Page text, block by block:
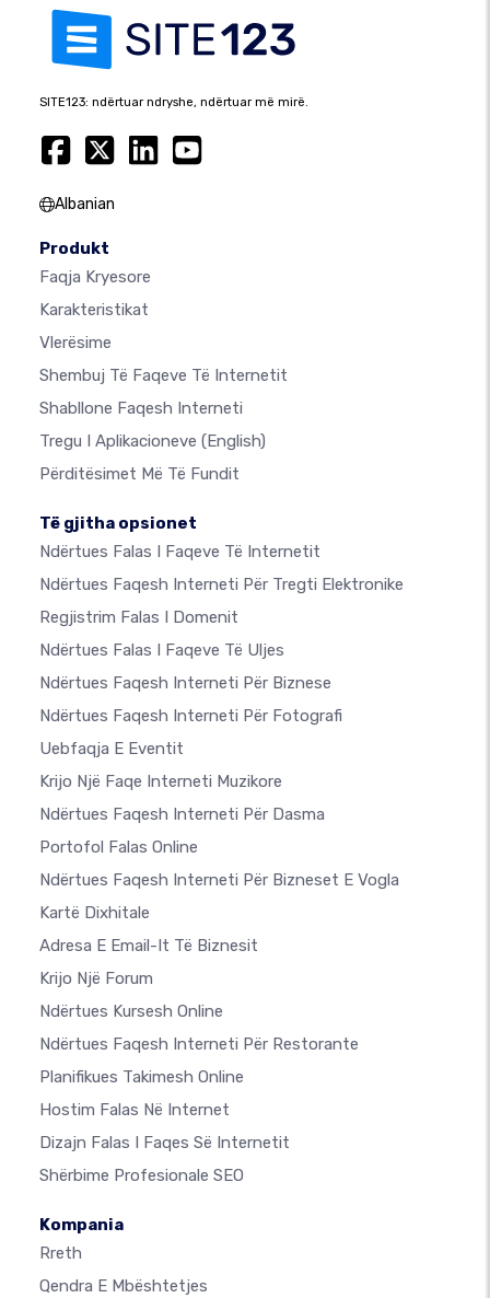
SITE123: ndërtuar ndryshe, ndërtuar më mirë.
Albanian
Produkt
Faqja Kryesore
Karakteristikat
Vlerësime
Shembuj Të Faqeve Të Internetit
Shabllone Faqesh Interneti
Tregu I Aplikacioneve (English)
Përditësimet Më Të Fundit
Të gjitha opsionet
Ndërtues Falas I Faqeve Të Internetit
Ndërtues Faqesh Interneti Për Tregti Elektronike
Regjistrim Falas I Domenit
Ndërtues Falas I Faqeve Të Uljes
Ndërtues Faqesh Interneti Për Biznese
Ndërtues Faqesh Interneti Për Fotografi
Uebfaqja E Eventit
Krijo Një Faqe Interneti Muzikore
Ndërtues Faqesh Interneti Për Dasma
Portofol Falas Online
Ndërtues Faqesh Interneti Për Bizneset E Vogla
Kartë Dixhitale
Adresa E Email-It Të Biznesit
Krijo Një Forum
Ndërtues Kursesh Online
Ndërtues Faqesh Interneti Për Restorante
Planifikues Takimesh Online
Hostim Falas Në Internet
Dizajn Falas I Faqes Së Internetit
Shërbime Profesionale SEO
Kompania
Rreth
Qendra E Mbështetjes